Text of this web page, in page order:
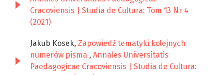
Cracoviensis | Studia de Cultura: Tom 13 Nr 4
(2021)
Jakub Kosek, Zapowiedź tematyki kolejnych
numerów pisma , Annales Universitatis
Paedagogicae Cracoviensis | Studia de Cultura: